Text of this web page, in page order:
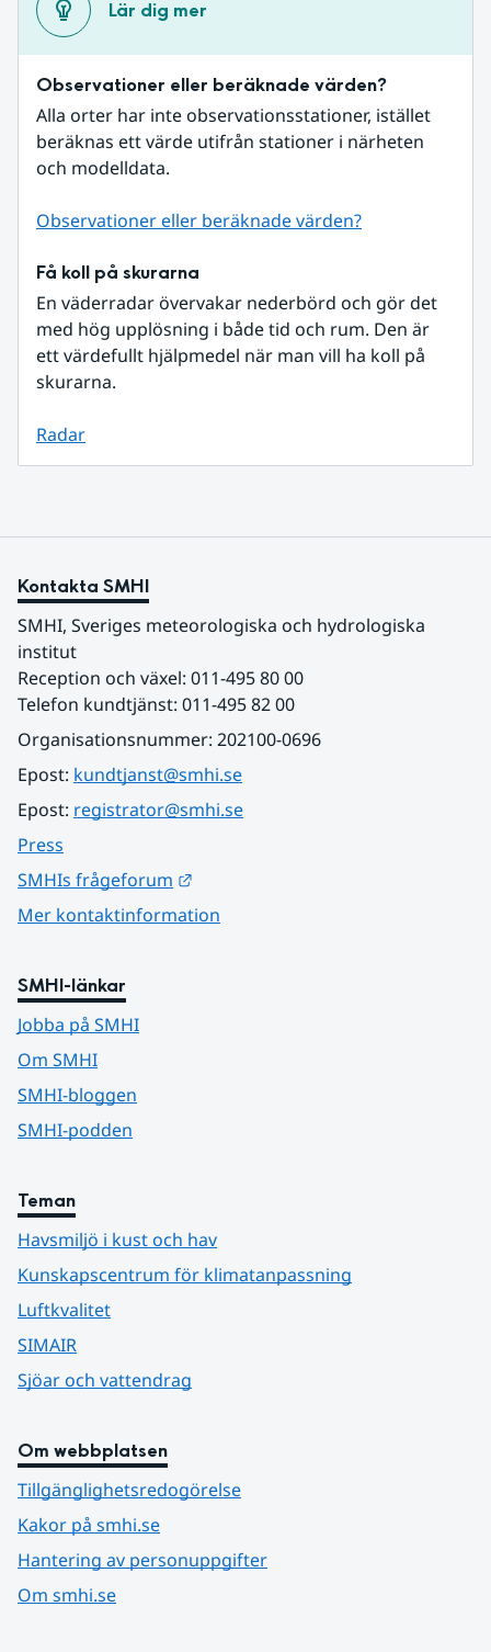
Lär dig mer
Observationer eller beräknade värden?
Alla orter har inte observationsstationer, istället
beräknas ett värde utifrån stationer i närheten
och modelldata.
Observationer eller beräknade värden?
Få koll på skurarna
En väderradar övervakar nederbörd och gör det
med hög upplösning i både tid och rum. Den är
ett värdefullt hjälpmedel när man vill ha koll på
skurarna.
Radar
Kontakta SMHI
SMHI, Sveriges meteorologiska och hydrologiska
institut
Reception och växel: 011-495 80 00
Telefon kundtjänst: 011-495 82 00
Organisationsnummer: 202100-0696
Epost: kundtjanst@smhi.se
Epost: registrator@smhi.se
Press
SMHIs frågeforum
Mer kontaktinformation
SMHI-länkar
Jobba på SMHI
Om SMHI
SMHI-bloggen
SMHI-podden
Teman
Havsmiljö i kust och hav
Kunskapscentrum för klimatanpassning
Luftkvalitet
SIMAIR
Sjöar och vattendrag
Om webbplatsen
Tillgänglighetsredogörelse
Kakor på smhi.se
Hantering av personuppgifter
Om smhi.se